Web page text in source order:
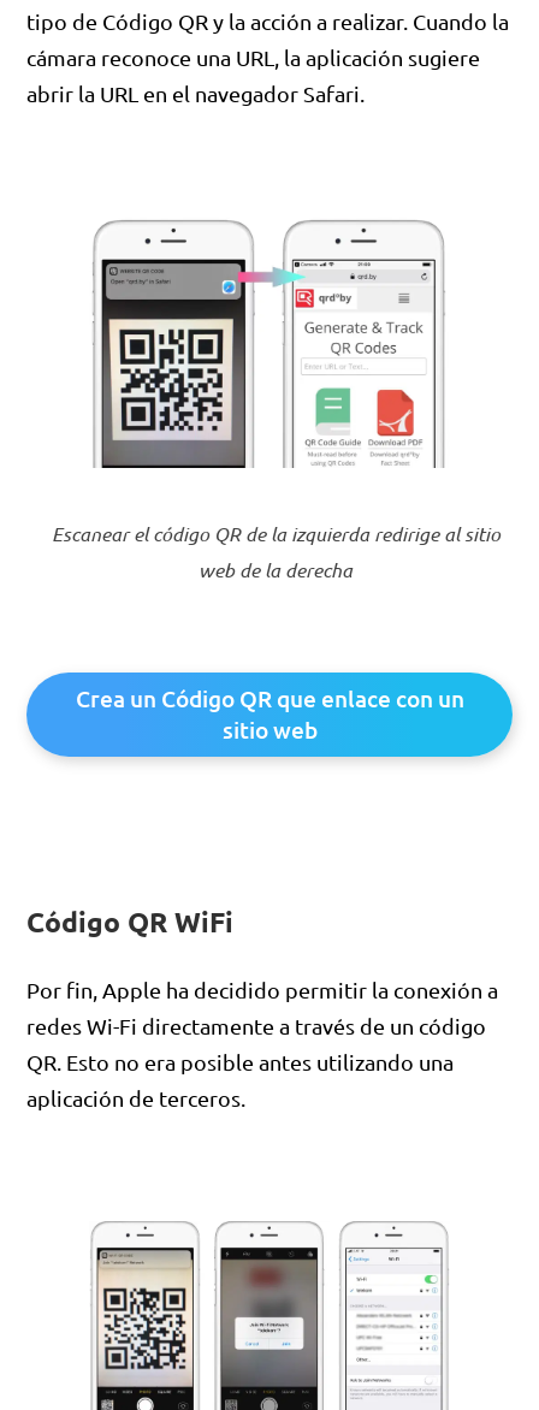
tipo de Código QR y la acción a realizar. Cuando la
cámara reconoce una URL, la aplicación sugiere
abrir la URL en el navegador Safari.
Escanear el código QR de la izquierda redirige al sitio
web de la derecha
Crea un Código QR que enlace con un
sitio web
Código QR WiFi
Por fin, Apple ha decidido permitir la conexión a
redes Wi-Fi directamente a través de un código
QR. Esto no era posible antes utilizando una
aplicación de terceros.